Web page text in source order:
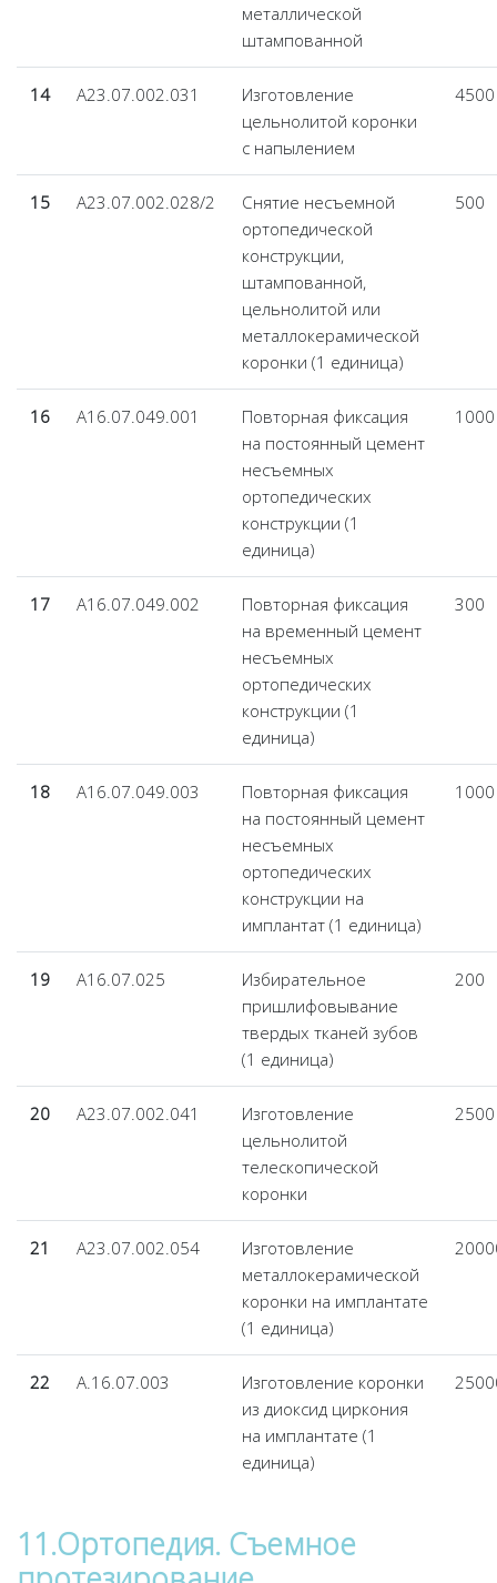
металлической
штампованной
14 А23.07.002.031
Изготовление
цельнолитой коронки
с напылением
4500
15 А23.07.002.028/2
Снятие несъемной
ортопедической
конструкции,
штампованной,
цельнолитой или
металлокерамической
коронки (1 единица)
500
16 А16.07.049.001
Повторная фиксация
на постоянный цемент
несъемных
ортопедических
конструкции (1
единица)
1000
17 А16.07.049.002
Повторная фиксация
на временный цемент
несъемных
ортопедических
конструкции (1
единица)
300
18 А16.07.049.003
Повторная фиксация
на постоянный цемент
несъемных
ортопедических
конструкции на
имплантат (1 единица)
1000
19 А16.07.025
Избирательное
пришлифовывание
твердых тканей зубов
(1 единица)
200
20 A23.07.002.041
Изготовление
цельнолитой
телескопической
коронки
2500
21 A23.07.002.054
Изготовление
металлокерамической
коронки на имплантате
(1 единица)
22 A.16.07.003
Изготовление коронки
из диоксид циркония
на имплантате (1
единица)
11.Ортопедия. Съемное